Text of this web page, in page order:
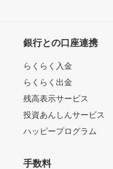
銀行との口座連携
らくらく入金
らくらく出金
残高表示サービス
投資あんしんサービス
ハッピープログラム
手数料